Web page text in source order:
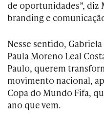
de oportunidades”, diz
branding e
Nesse sentido,
Paula Moreno Leal
Paulo, querem
movimento nacional,
Copa do Mundo Fifa,
ano que vem.